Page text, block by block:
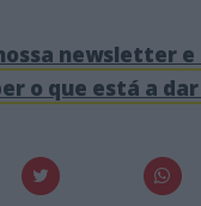
newsletter e
o que está a